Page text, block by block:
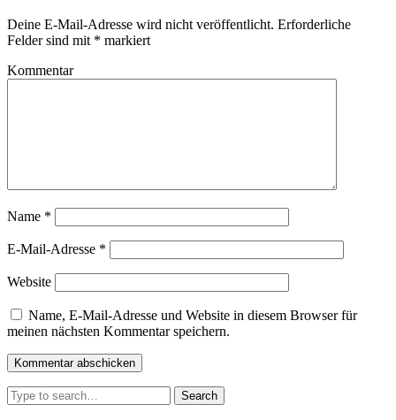
Deine E-Mail-Adresse wird nicht veröffentlicht. Erforderliche
Felder sind mit * markiert
Kommentar
Name *
E-Mail-Adresse *
Website
Name, E-Mail-Adresse und Website in diesem Browser für
meinen nächsten Kommentar speichern.
Search
for: